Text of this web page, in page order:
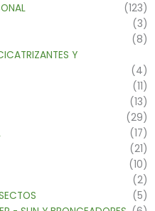
(123)
(3)
(8)
Y
(4)
(11)
(13)
(29)
(17)
(21)
(10)
(2)
(5)